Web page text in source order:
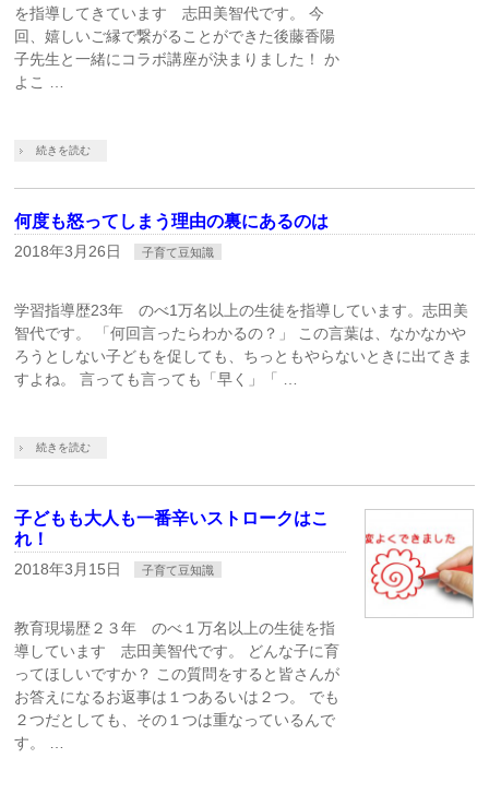
を指導してきています 志田美智代です。 今
回、嬉しいご縁で繋がることができた後藤香陽
子先生と一緒にコラボ講座が決まりました！ か
よこ …
続きを読む
何度も怒ってしまう理由の裏にあるのは
2018年3月26日 子育て豆知識
学習指導歴23年 のべ1万名以上の生徒を指導しています。志田美
智代です。 「何回言ったらわかるの？」 この言葉は、なかなかや
ろうとしない子どもを促しても、ちっともやらないときに出てきま
すよね。 言っても言っても「早く」「 …
続きを読む
子どもも大人も一番辛いストロークはこ
れ！
2018年3月15日 子育て豆知識
教育現場歴２３年 のべ１万名以上の生徒を指
導しています 志田美智代です。 どんな子に育
ってほしいですか？ この質問をすると皆さんが
お答えになるお返事は１つあるいは２つ。 でも
２つだとしても、その１つは重なっているんで
す。 …